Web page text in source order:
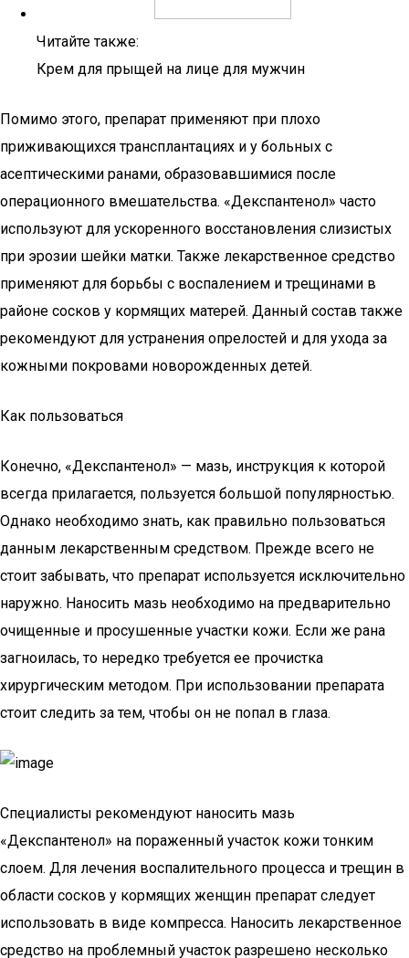
Читайте также:
Крем для прыщей на лице для мужчин
Помимо этого, препарат применяют при плохо
приживающихся трансплантациях и у больных с
асептическими ранами, образовавшимися после
операционного вмешательства. «Декспантенол» часто
используют для ускоренного восстановления слизистых
при эрозии шейки матки. Также лекарственное средство
применяют для борьбы с воспалением и трещинами в
районе сосков у кормящих матерей. Данный состав также
рекомендуют для устранения опрелостей и для ухода за
кожными покровами новорожденных детей.
Как пользоваться
Конечно, «Декспантенол» — мазь, инструкция к которой
всегда прилагается, пользуется большой популярностью.
Однако необходимо знать, как правильно пользоваться
данным лекарственным средством. Прежде всего не
стоит забывать, что препарат используется исключительно
наружно. Наносить мазь необходимо на предварительно
очищенные и просушенные участки кожи. Если же рана
загноилась, то нередко требуется ее прочистка
хирургическим методом. При использовании препарата
стоит следить за тем, чтобы он не попал в глаза.
Специалисты рекомендуют наносить мазь
«Декспантенол» на пораженный участок кожи тонким
слоем. Для лечения воспалительного процесса и трещин в
области сосков у кормящих женщин препарат следует
использовать в виде компресса. Наносить лекарственное
средство на проблемный участок разрешено несколько